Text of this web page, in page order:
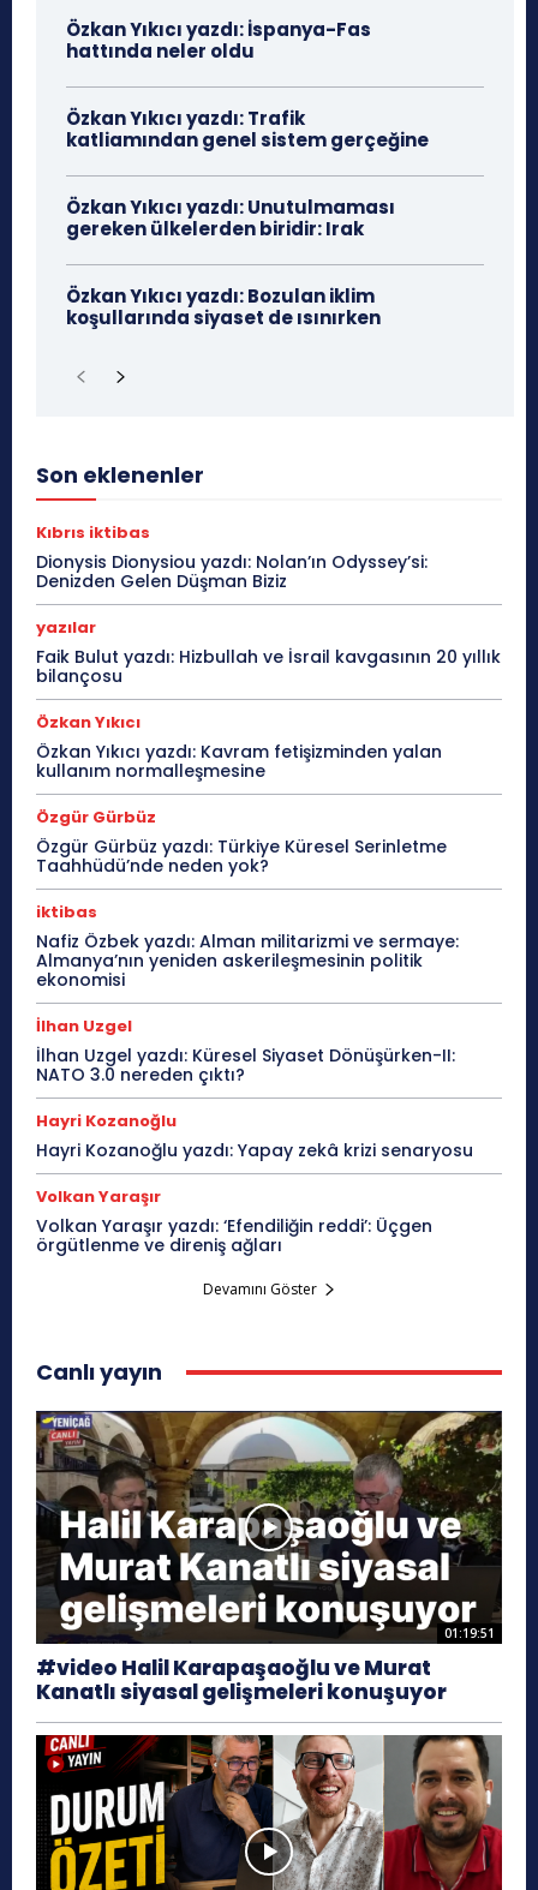
Özkan Yıkıcı yazdı: İspanya-Fas
hattında neler oldu
Özkan Yıkıcı yazdı: Trafik
katliamından genel sistem gerçeğine
Özkan Yıkıcı yazdı: Unutulmaması
gereken ülkelerden biridir: Irak
Özkan Yıkıcı yazdı: Bozulan iklim
koşullarında siyaset de ısınırken
Son eklenenler
Kıbrıs iktibas
Dionysis Dionysiou yazdı: Nolan’ın Odyssey’si:
Denizden Gelen Düşman Biziz
yazılar
Faik Bulut yazdı: Hizbullah ve İsrail kavgasının 20 yıllık
bilançosu
Özkan Yıkıcı
Özkan Yıkıcı yazdı: Kavram fetişizminden yalan
kullanım normalleşmesine
Özgür Gürbüz
Özgür Gürbüz yazdı: Türkiye Küresel Serinletme
Taahhüdü’nde neden yok?
iktibas
Nafiz Özbek yazdı: Alman militarizmi ve sermaye:
Almanya’nın yeniden askerileşmesinin politik
ekonomisi
İlhan Uzgel
İlhan Uzgel yazdı: Küresel Siyaset Dönüşürken-II:
NATO 3.0 nereden çıktı?
Hayri Kozanoğlu
Hayri Kozanoğlu yazdı: Yapay zekâ krizi senaryosu
Volkan Yaraşır
Volkan Yaraşır yazdı: ‘Efendiliğin reddi’: Üçgen
örgütlenme ve direniş ağları
Devamını Göster
Canlı yayın
01:19:51
#video Halil Karapaşaoğlu ve Murat
Kanatlı siyasal gelişmeleri konuşuyor